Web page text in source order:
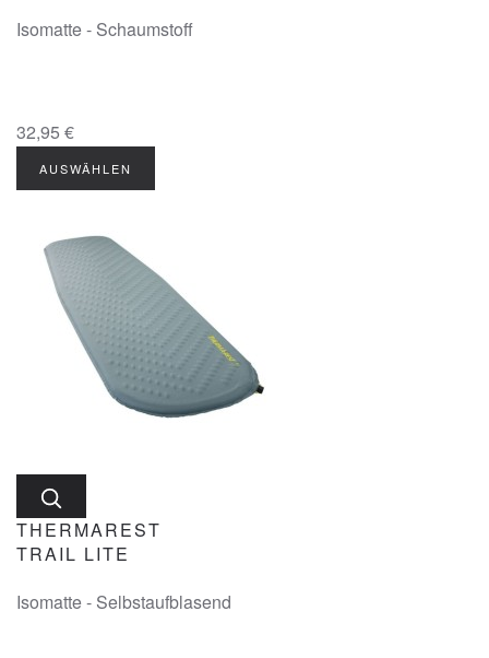
Isomatte - Schaumstoff
32,95 €
THERMAREST
TRAIL LITE
Isomatte - Selbstaufblasend